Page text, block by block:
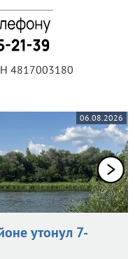
4817003180
06.08.2026
утонул 7-